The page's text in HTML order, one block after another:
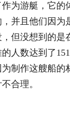
为游艇，它的
并且他们因为
但没想到的是
人数达到了
制作这艘船的
合理。